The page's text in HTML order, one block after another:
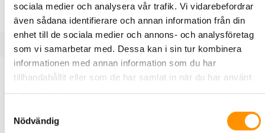
sociala medier och analysera vår trafik. Vi vidarebefordrar
även sådana identifierare och annan information från din
enhet till de sociala medier och annons- och analysföretag
som vi samarbetar med. Dessa kan i sin tur kombinera
informationen med annan information som du har
tillhandahållit eller som de har samlat in när du har använt
Nödvändig
De delbara reparationssatserna för 5-16 mm mikrorör ger
en gas- och vattentät tätning. Den används för reparation